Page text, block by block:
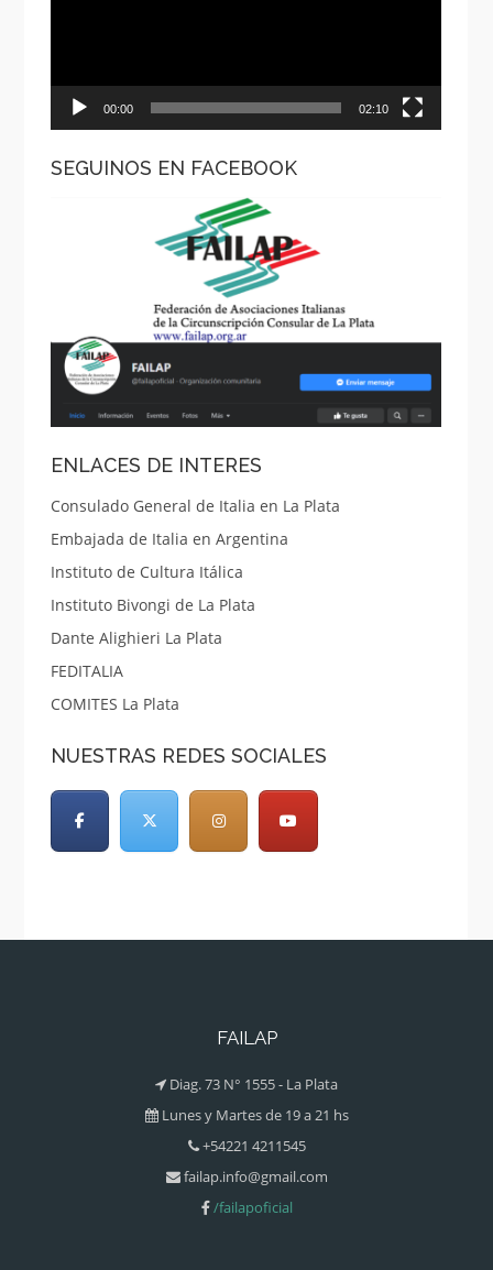
00:00 02:10
SEGUINOS EN FACEBOOK
ENLACES DE INTERES
Consulado General de Italia en La Plata
Embajada de Italia en Argentina
Instituto de Cultura Itálica
Instituto Bivongi de La Plata
Dante Alighieri La Plata
FEDITALIA
COMITES La Plata
NUESTRAS REDES SOCIALES
FAILAP
Diag. 73 N° 1555 - La Plata
Lunes y Martes de 19 a 21 hs
+54221 4211545
failap.info@gmail.com
/failapoficial